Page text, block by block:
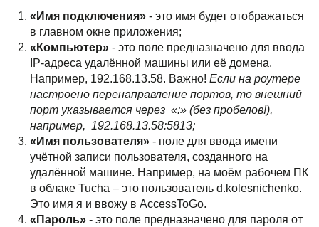
«Имя подключения» - это имя будет отображаться
в главном окне приложения;
«Компьютер» - это поле предназначено для ввода
IP-адреса удалённой машины или её домена.
Например, 192.168.13.58. Важно! Если на роутере
настроено перенаправление портов, то внешний
порт указывается через «:» (без пробелов!),
например, 192.168.13.58:5813;
«Имя пользователя» - поле для ввода имени
учётной записи пользователя, созданного на
удалённой машине. Например, на моём рабочем ПК
в облаке Tucha – это пользователь d.kolesnichenko.
Это имя я и ввожу в AccessToGo.
«Пароль» - это поле предназначено для пароля от